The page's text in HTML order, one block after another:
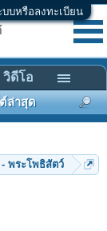
บบหรือลงทะเบียน
พระโพธิสัตว์
ล่าสุด
วิดีโอ